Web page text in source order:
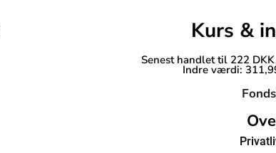
Kurs &
Senest handlet til 222
Indre værdi: